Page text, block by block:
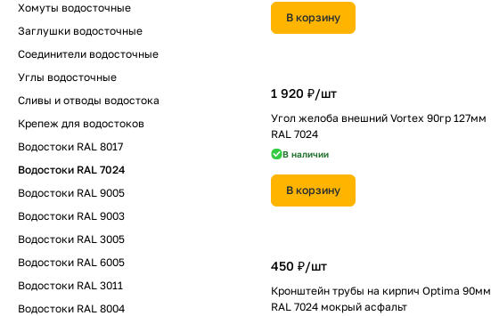
В корзину
1 920 ₽/шт
Угол желоба внешний Vortex 90гр 127мм
RAL 7024
В наличии
В корзину
450 ₽/шт
Кронштейн трубы на кирпич Optima 90мм
RAL 7024 мокрый асфальт
Хомуты водосточные
Заглушки водосточные
Соединители водосточные
Углы водосточные
Сливы и отводы водостока
Крепеж для водостоков
Водостоки RAL 8017
Водостоки RAL 7024
Водостоки RAL 9005
Водостоки RAL 9003
Водостоки RAL 3005
Водостоки RAL 6005
Водостоки RAL 3011
Водостоки RAL 8004